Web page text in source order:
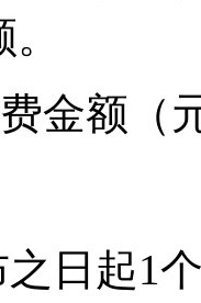
金额（
布之